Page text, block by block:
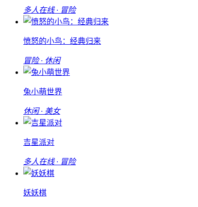
多人在线 · 冒险
愤怒的小鸟：经典归来
冒险 · 休闲
兔小萌世界
休闲 · 美女
吉星派对
多人在线 · 冒险
妖妖棋